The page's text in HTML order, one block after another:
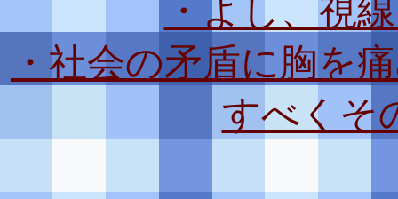
・よし、視
・社会の矛盾に胸を
すべくそ